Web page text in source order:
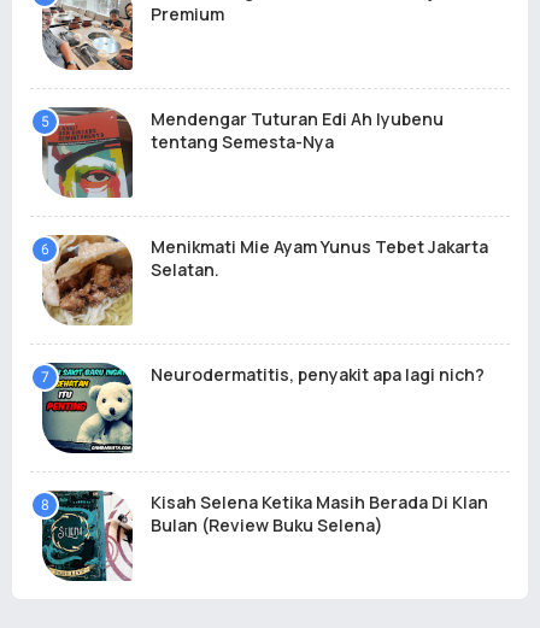
Premium
Mendengar Tuturan Edi Ah Iyubenu
tentang Semesta-Nya
Menikmati Mie Ayam Yunus Tebet Jakarta
Selatan.
Neurodermatitis, penyakit apa lagi nich?
Kisah Selena Ketika Masih Berada Di Klan
Bulan (Review Buku Selena)